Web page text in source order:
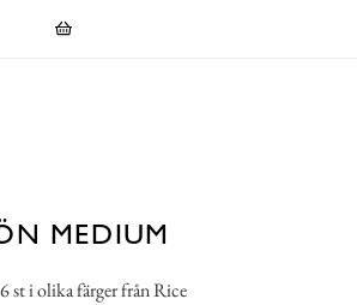
MEDIUM
st i olika färger från Rice